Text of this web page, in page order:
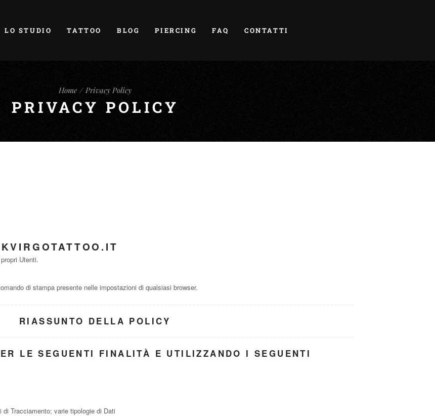
LO STUDIO TATTOO BLOG PIERCING FAQ CONTATTI
Home Privacy Policy
PRIVACY POLICY
Utenti.
di stampa presente nelle impostazioni di qualsiasi browser.
RIASSUNTO DELLA POLICY
LE SEGUENTI FINALITÀ E UTILIZZANDO I SEGUENTI
Tracciamento; varie tipologie di Dati